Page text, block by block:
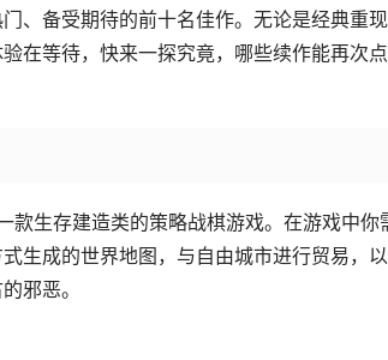
、备受期待的前十名佳作。无论是经典重
在等待，快来一探究竟，哪些续作能再次
生存建造类的策略战棋游戏。在游戏中你
生成的世界地图，与自由城市进行贸易，
邪恶。